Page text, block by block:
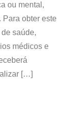
ou mental,
Para obter este
saúde,
médicos e
[…]